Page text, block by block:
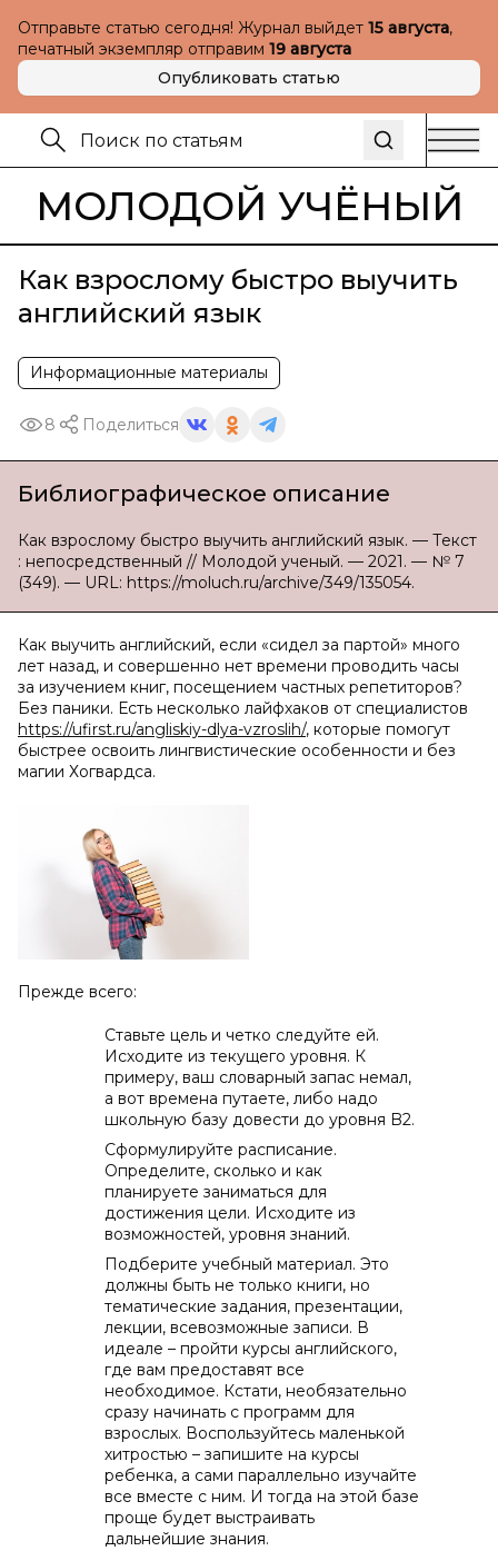
Отправьте статью сегодня! Журнал выйдет 15 августа,
печатный экземпляр отправим 19 августа
Опубликовать статью
МОЛОДОЙ УЧЁНЫЙ
Как взрослому быстро выучить
английский язык
Информационные материалы
8 Поделиться
Библиографическое описание
Как взрослому быстро выучить английский язык. — Текст
: непосредственный // Молодой ученый. — 2021. — № 7
(349). — URL: https://moluch.ru/archive/349/135054.
Как выучить английский, если «сидел за партой» много
лет назад, и совершенно нет времени проводить часы
за изучением книг, посещением частных репетиторов?
Без паники. Есть несколько лайфхаков от специалистов
https://ufirst.ru/angliskiy-dlya-vzroslih/, которые помогут
быстрее освоить лингвистические особенности и без
магии Хогвардса.
Прежде всего:
Ставьте цель и четко следуйте ей.
Исходите из текущего уровня. К
примеру, ваш словарный запас немал,
а вот времена путаете, либо надо
школьную базу довести до уровня B2.
Сформулируйте расписание.
Определите, сколько и как
планируете заниматься для
достижения цели. Исходите из
возможностей, уровня знаний.
Подберите учебный материал. Это
должны быть не только книги, но
тематические задания, презентации,
лекции, всевозможные записи. В
идеале – пройти курсы английского,
где вам предоставят все
необходимое. Кстати, необязательно
сразу начинать с программ для
взрослых. Воспользуйтесь маленькой
хитростью – запишите на курсы
ребенка, а сами параллельно изучайте
все вместе с ним. И тогда на этой базе
проще будет выстраивать
дальнейшие знания.